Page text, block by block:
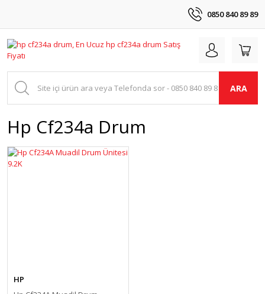
0850 840 89 89
ARA
Hp Cf234a Drum
HP